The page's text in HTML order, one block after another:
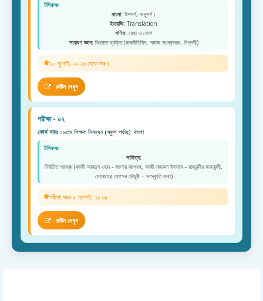
টপিকসঃ
বাংলা:উপসর্গ, অনুসর্গ।
ইংরেজি: Translation
গণিত:রেখা ও কোণ
সাধারণ জ্ঞান:বিখ্যাত ব্যক্তি (রাজনীতিবিদ, সমাজ সংস্কারক, বিপ্লবী)
১০ জুলাই, ২০২৬ থেকে শুরু।
রুটিন দেখুন
পরীক্ষা - ০২
কোর্স নামঃ ১৯তম শিক্ষক নিবন্ধন (স্কুল পর্যায়): বাংলা
টপিকসঃ
সাহিত্য:
নির্বাচিত প্রবন্ধ (কাজী আবদুল ওদুদ - বাংলার জাগরণ, কাজী নজরুল ইসলাম - রাজবন্দীর জবানবন্দী,
মোতাহের হোসেন চৌধুরী – সংস্কৃতি কথা)
পরীক্ষা শুরুঃ ৫ আগস্ট, ২০২৬
রুটিন দেখুন